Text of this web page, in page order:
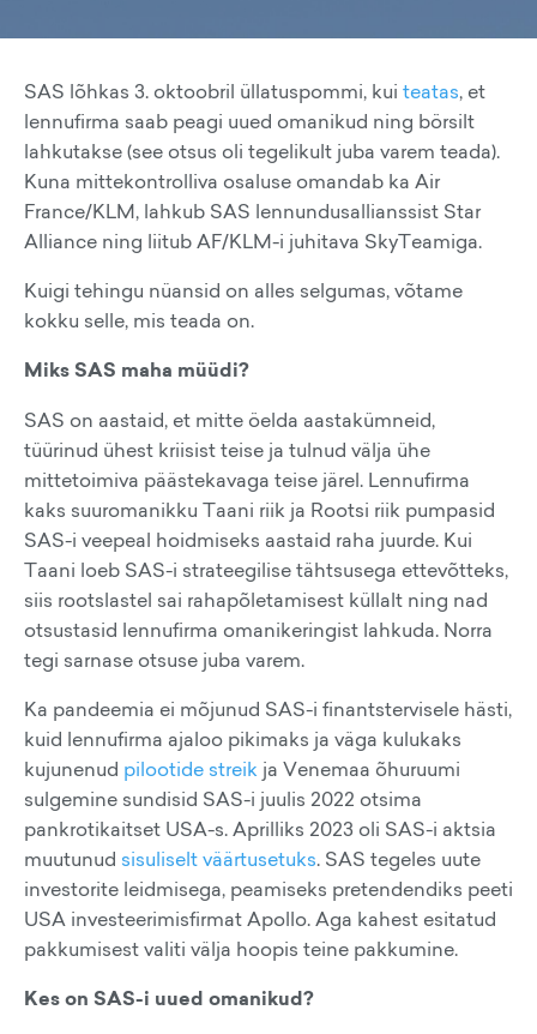
SAS lõhkas 3. oktoobril üllatuspommi, kui teatas, et
lennufirma saab peagi uued omanikud ning börsilt
lahkutakse (see otsus oli tegelikult juba varem teada).
Kuna mittekontrolliva osaluse omandab ka Air
France/KLM, lahkub SAS lennundusallianssist Star
Alliance ning liitub AF/KLM-i juhitava SkyTeamiga.
Kuigi tehingu nüansid on alles selgumas, võtame
kokku selle, mis teada on.
Miks SAS maha müüdi?
SAS on aastaid, et mitte öelda aastakümneid,
tüürinud ühest kriisist teise ja tulnud välja ühe
mittetoimiva päästekavaga teise järel. Lennufirma
kaks suuromanikku Taani riik ja Rootsi riik pumpasid
SAS-i veepeal hoidmiseks aastaid raha juurde. Kui
Taani loeb SAS-i strateegilise tähtsusega ettevõtteks,
siis rootslastel sai rahapõletamisest küllalt ning nad
otsustasid lennufirma omanikeringist lahkuda. Norra
tegi sarnase otsuse juba varem.
Ka pandeemia ei mõjunud SAS-i finantstervisele hästi,
kuid lennufirma ajaloo pikimaks ja väga kulukaks
kujunenud pilootide streik ja Venemaa õhuruumi
sulgemine sundisid SAS-i juulis 2022 otsima
pankrotikaitset USA-s. Aprilliks 2023 oli SAS-i aktsia
muutunud sisuliselt väärtusetuks. SAS tegeles uute
investorite leidmisega, peamiseks pretendendiks peeti
USA investeerimisfirmat Apollo. Aga kahest esitatud
pakkumisest valiti välja hoopis teine pakkumine.
Kes on SAS-i uued omanikud?